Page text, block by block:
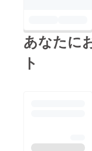
あなたに
ト